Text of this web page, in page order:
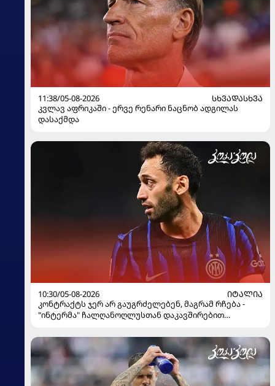
11:38/05-08-2026
ᲡᲮᲕᲐᲓᲐᲡᲮᲕᲐ
კვლავ აფრიკაში - ერვე რენარი ნაცნობ ადგილას
დასაქმდა
10:30/05-08-2026
ᲘᲢᲐᲚᲘᲐ
კონტრაქტს ჯერ არ გაუგრძელებენ, მაგრამ რჩება -
"ინტერმა" ჩალღანოღლუსთან დაკავშირებით